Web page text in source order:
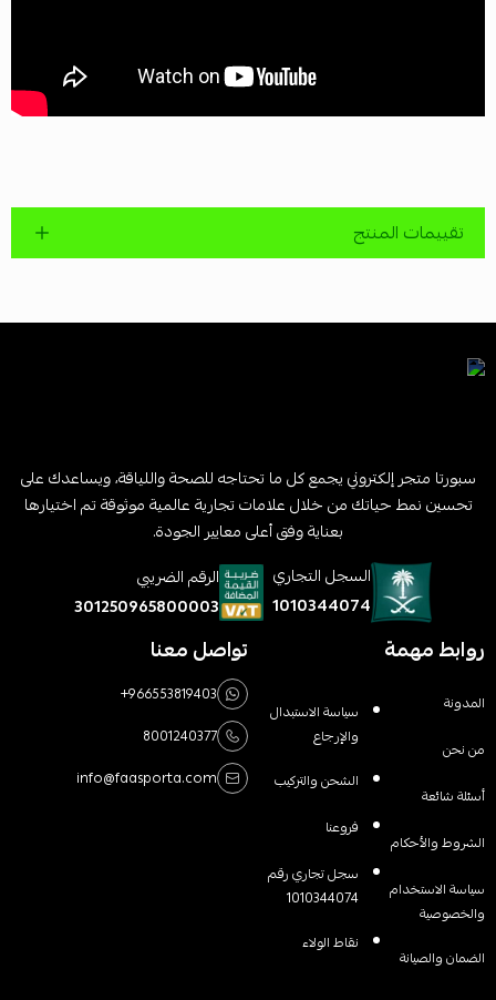
تقييمات المنتج
سبورتا متجر إلكتروني يجمع كل ما تحتاجه للصحة واللياقة، ويساعدك على
تحسين نمط حياتك من خلال علامات تجارية عالمية موثوقة تم اختيارها
بعناية وفق أعلى معايير الجودة.
السجل التجاري
1010344074
الرقم الضريبي
301250965800003
روابط مهمة
المدونة
من نحن
أسئلة شائعة
الشروط والأحكام
سياسة الاستخدام
والخصوصية
الضمان والصيانة
سياسة الاستبدال
والإرجاع
الشحن والتركيب
فروعنا
سجل تجاري رقم
1010344074
نقاط الولاء
تواصل معنا
+966553819403
8001240377
info@faasporta.com